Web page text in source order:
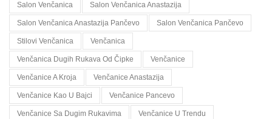
Salon Venčanica Salon Venčanica Anastazija
Salon Venčanica Anastazija Pančevo Salon Venčanica Pančevo
Stilovi Venčanica Venčanica
Venčanica Dugih Rukava Od Čipke Venčanice
Venčanice A Kroja Venčanice Anastazija
Venčanice Kao U Bajci Venčanice Pancevo
Venčanice Sa Dugim Rukavima Venčanice U Trendu